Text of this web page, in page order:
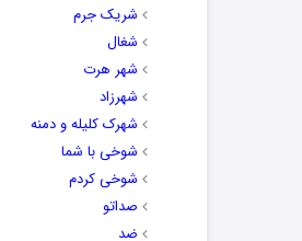
شریک جرم
شغال
شهر هرت
شهرزاد
شهرک کلیله و دمنه
شوخی با شما
شوخی کردم
صداتو
ضد